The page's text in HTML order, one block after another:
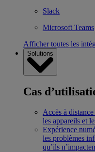
Slack
Microsoft Teams
Afficher toutes les
Solutions
Cas
Accès à
les appareils et
Expérience
les problèmes
qu’ils